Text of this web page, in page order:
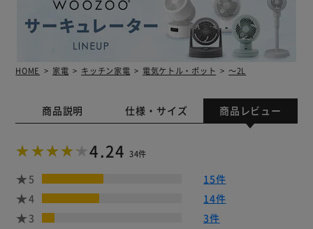
HOME 家電 キッチン家電 電気ケトル・ポット ～2L
商品説明 仕様・サイズ 商品レビュー
4.24 34件
5
15件
4
14件
3
3件